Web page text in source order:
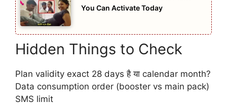
You Can Activate Today
Hidden Things to Check
Plan validity exact 28 days है या calendar month?
Data consumption order (booster vs main pack)
SMS limit